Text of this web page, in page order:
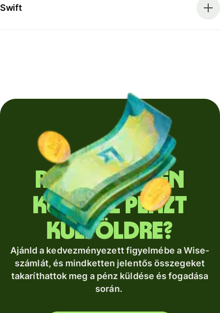
Swift
Rendszeresen
küldesz pénzt
külföldre?
Ajánld a kedvezményezett figyelmébe a Wise-
számlát, és mindketten jelentős összegeket
takaríthattok meg a pénz küldése és fogadása
során.